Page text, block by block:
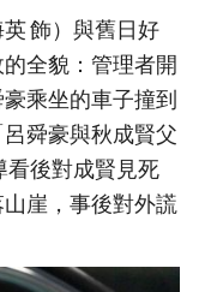
飾）與舊日好
全貌：管理者開
乘坐的車子撞到
舜豪與秋成賢父
看後對成賢見死
崖，事後對外謊